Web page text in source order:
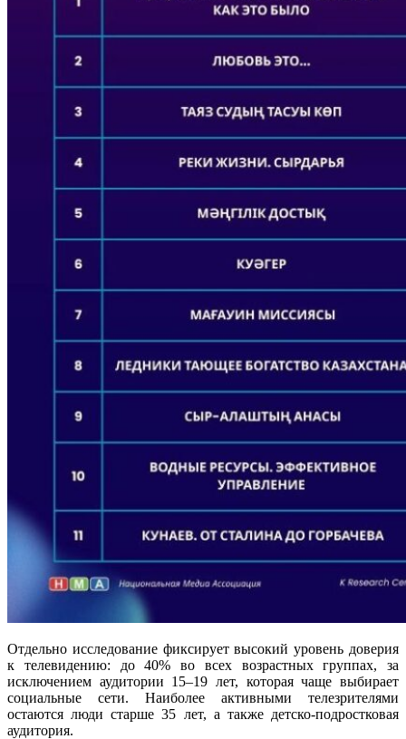
Отдельно исследование фиксирует высокий уровень доверия
к телевидению: до 40% во всех возрастных группах, за
исключением аудитории 15–19 лет, которая чаще выбирает
социальные сети. Наиболее активными телезрителями
остаются люди старше 35 лет, а также детско-подростковая
аудитория.